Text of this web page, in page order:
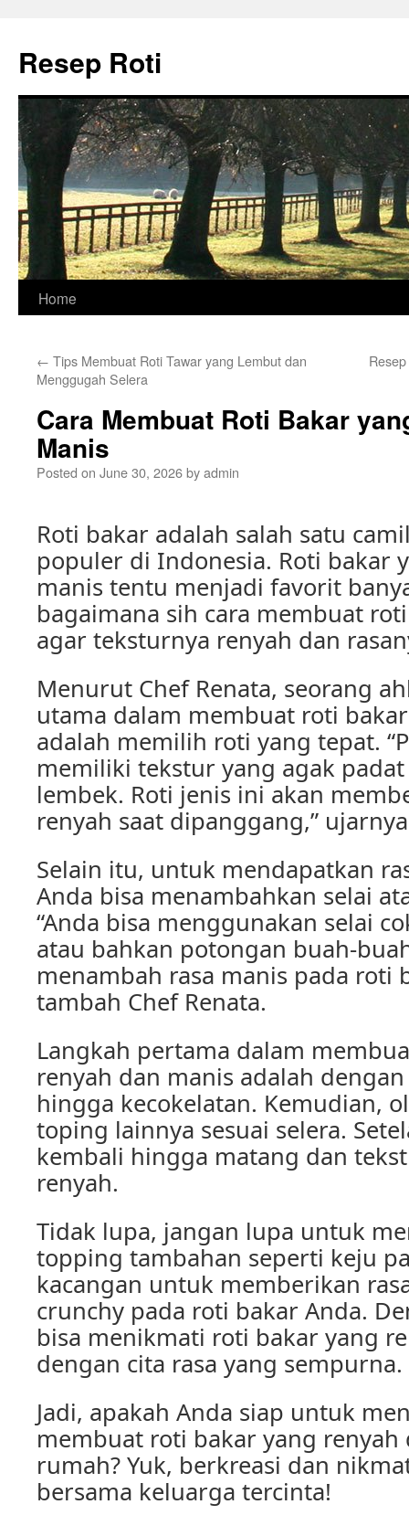
content
Resep Roti
Home
← Tips Membuat Roti Tawar yang Lembut dan
Menggugah Selera
Cara Membuat Roti Bakar
Manis
Posted on June 30, 2026byadmin
Roti bakar adalah salah satu
populer di Indonesia. Roti bakar
manis tentu menjadi favorit
bagaimana sih cara membuat
agar teksturnya renyah dan
Menurut Chef Renata, seorang
utama dalam membuat roti
adalah memilih roti yang tepat.
memiliki tekstur yang agak
lembek. Roti jenis ini akan
renyah saat dipanggang,”
Selain itu, untuk mendapatkan
Anda bisa menambahkan selai
“Anda bisa menggunakan selai
atau bahkan potongan buah-
menambah rasa manis pada roti
tambah Chef Renata.
Langkah pertama dalam
renyah dan manis adalah
hingga kecokelatan. Kemudian,
toping lainnya sesuai selera.
kembali hingga matang dan
renyah.
Tidak lupa, jangan lupa untuk
topping tambahan seperti keju
kacangan untuk memberikan
crunchy pada roti bakar Anda.
bisa menikmati roti bakar yang
dengan cita rasa yang sempurna.
Jadi, apakah Anda siap untuk
membuat roti bakar yang
rumah? Yuk, berkreasi dan
bersama keluarga tercinta!